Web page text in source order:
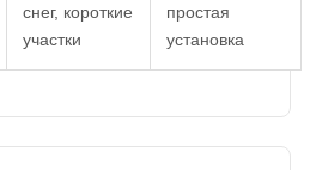
снег, короткие
участки
простая
установка